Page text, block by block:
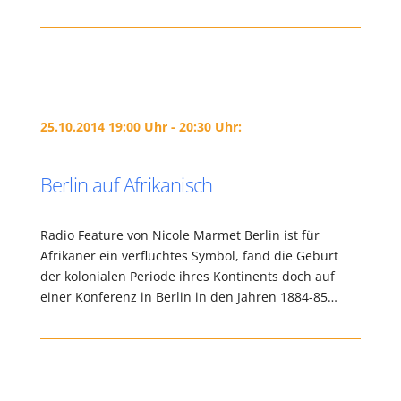
25.10.2014 19:00 Uhr - 20:30 Uhr:
Berlin auf Afrikanisch
Radio Feature von Nicole Marmet Berlin ist für
Afrikaner ein verfluchtes Symbol, fand die Geburt
der kolonialen Periode ihres Kontinents doch auf
einer Konferenz in Berlin in den Jahren 1884-85…